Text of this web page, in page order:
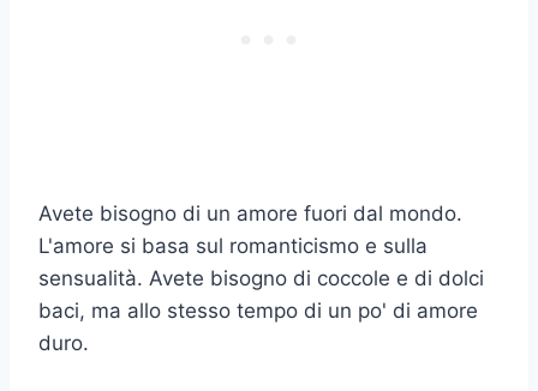
Avete bisogno di un amore fuori dal mondo.
L'amore si basa sul romanticismo e sulla
sensualità. Avete bisogno di coccole e di dolci
baci, ma allo stesso tempo di un po' di amore
duro.